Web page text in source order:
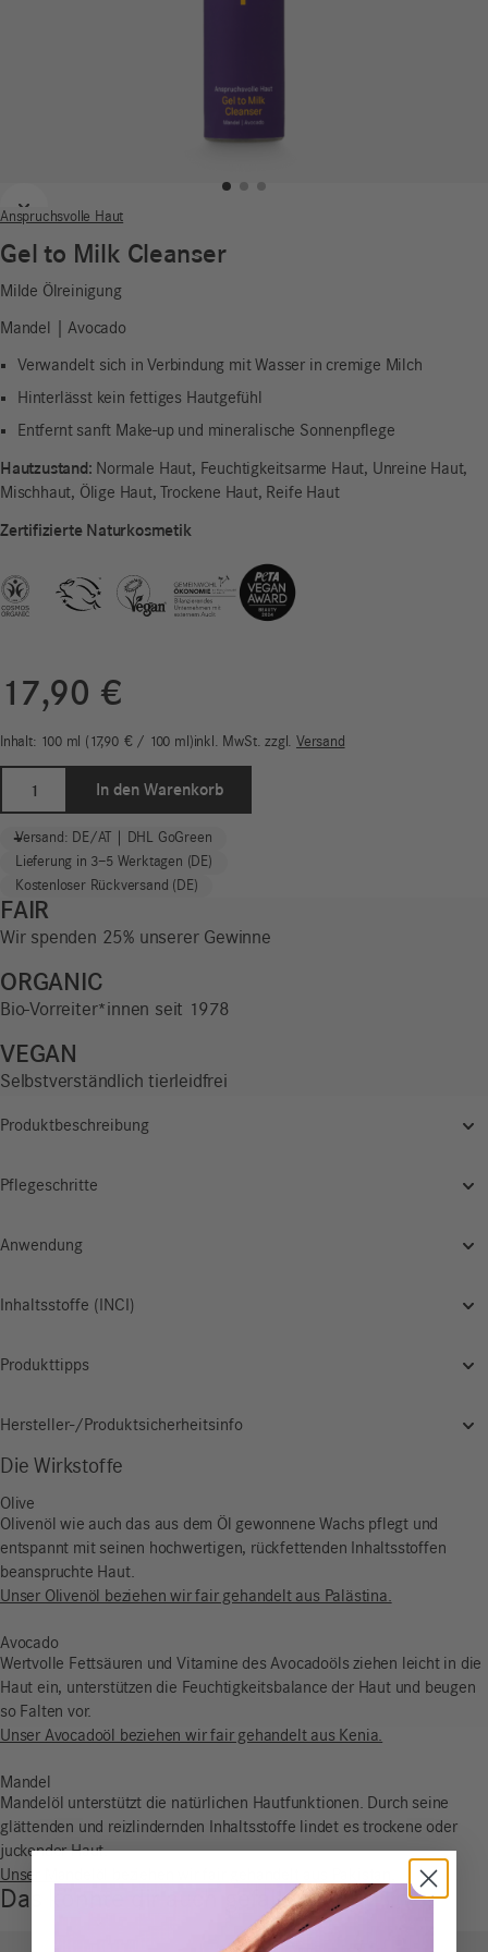
Zurück
Weiter
Anspruchsvolle Haut
Gel to Milk Cleanser
Milde Ölreinigung
Mandel | Avocado
Verwandelt sich in Verbindung mit Wasser in cremige Milch
Hinterlässt kein fettiges Hautgefühl
Entfernt sanft Make-up und mineralische Sonnenpflege
Hautzustand: Normale Haut, Feuchtigkeitsarme Haut, Unreine Haut,
Mischhaut, Ölige Haut, Trockene Haut, Reife Haut
Zertifizierte Naturkosmetik
17,90 €
Inhalt: 100 ml 17,90 €/ 100 ml inkl. MwSt. zzgl. Versand
Haut
Menge
-
+
In den Warenkorb
Versand: DE/AT | DHL GoGreen
Lieferung in 3–5 Werktagen (DE)
Kostenloser Rückversand (DE)
FAIR
Wir spenden 25% unserer Gewinne
ORGANIC
Bio-Vorreiter*innen seit 1978
VEGAN
Selbstverständlich tierleidfrei
Produktbeschreibung
Pflegeschritte
Anwendung
Inhaltsstoffe (INCI)
Produkttipps
Hersteller-/Produktsicherheitsinfo
Die Wirkstoffe
Olive
Olivenöl wie auch das aus dem Öl gewonnene Wachs pflegt und
entspannt mit seinen hochwertigen, rückfettenden Inhaltsstoffen
beanspruchte Haut.
Unser Olivenöl beziehen wir fair gehandelt aus Palästina.
Avocado
Wertvolle Fettsäuren und Vitamine des Avocadoöls ziehen leicht in die
Haut ein, unterstützen die Feuchtigkeitsbalance der Haut und beugen
so Falten vor.
Unser Avocadoöl beziehen wir fair gehandelt aus Kenia.
Mandel
Mandelöl unterstützt die natürlichen Hautfunktionen. Durch seine
glättenden und reizlindernden Inhaltsstoffe lindet es trockene oder
juckender Haut.
Unser Mandelöl beziehen wir fair gehandelt aus Pakistan.
Das könnte dir auch gefallen …